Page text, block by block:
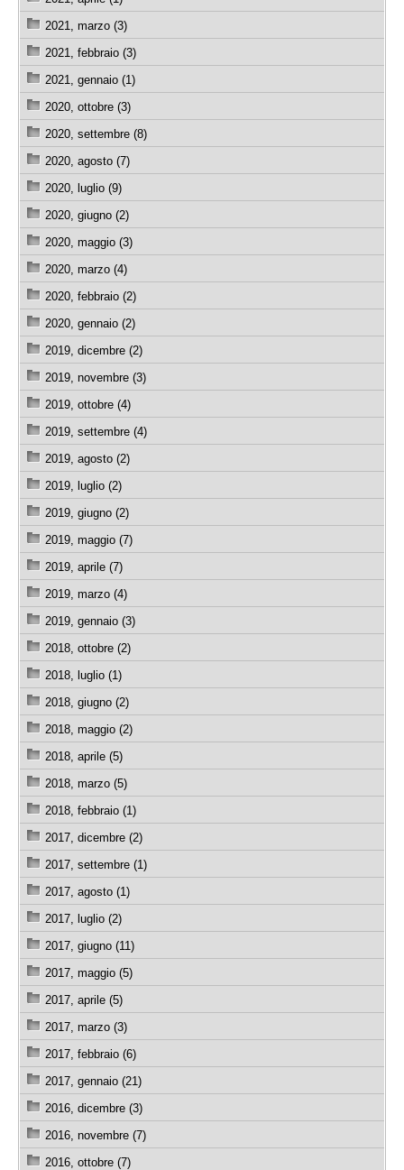
2021, marzo (3)
2021, febbraio (3)
2021, gennaio (1)
2020, ottobre (3)
2020, settembre (8)
2020, agosto (7)
2020, luglio (9)
2020, giugno (2)
2020, maggio (3)
2020, marzo (4)
2020, febbraio (2)
2020, gennaio (2)
2019, dicembre (2)
2019, novembre (3)
2019, ottobre (4)
2019, settembre (4)
2019, agosto (2)
2019, luglio (2)
2019, giugno (2)
2019, maggio (7)
2019, aprile (7)
2019, marzo (4)
2019, gennaio (3)
2018, ottobre (2)
2018, luglio (1)
2018, giugno (2)
2018, maggio (2)
2018, aprile (5)
2018, marzo (5)
2018, febbraio (1)
2017, dicembre (2)
2017, settembre (1)
2017, agosto (1)
2017, luglio (2)
2017, giugno (11)
2017, maggio (5)
2017, aprile (5)
2017, marzo (3)
2017, febbraio (6)
2017, gennaio (21)
2016, dicembre (3)
2016, novembre (7)
2016, ottobre (7)